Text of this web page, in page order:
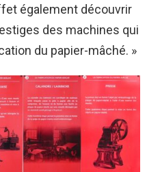
également découvrir
des machines qui
du papier-mâché. »